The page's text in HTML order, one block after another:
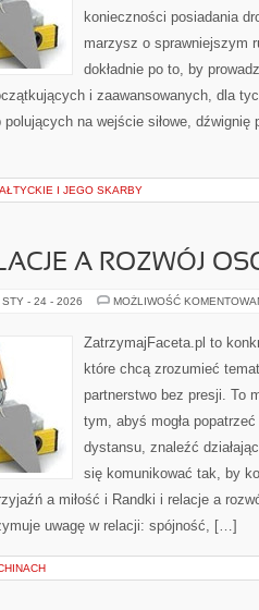
konieczności posiadania
marzysz o sprawniejszym
dokładnie po to, by
i zaawansowanych, dla
na wejście siłowe, dźwignię
I JEGO SKARBY
A ROZWÓJ
STY - 24 - 2026 MOŻLIWOŚĆ
ZatrzymajFaceta.pl to
które chcą zrozumieć
partnerstwo bez presji. To
tym, abyś mogła
dystansu, znaleźć
się komunikować tak, by
a miłość i Randki i relacje a
uwagę w relacji: spójność, […]